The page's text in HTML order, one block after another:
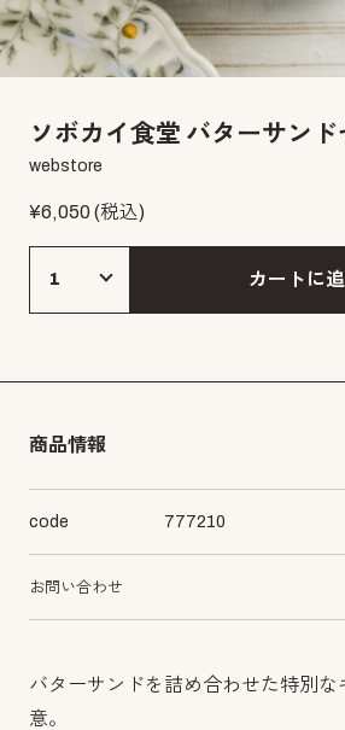
ソボカイ食堂 バターサンド
webstore
¥6,050(税込)
カートに
商品情報
code 777210
お問い合わせ
バターサンドを詰め合わせた特別な
意。